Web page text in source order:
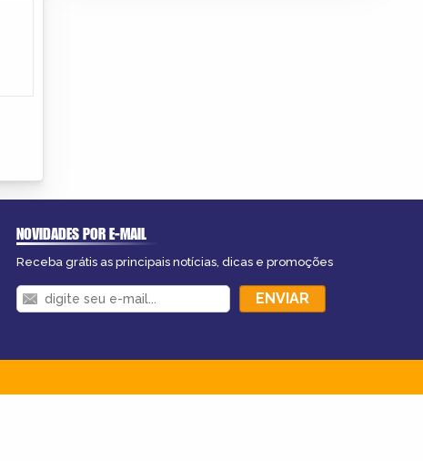
NOVIDADES POR E-MAIL
Receba grátis as principais notícias, dicas e promoções